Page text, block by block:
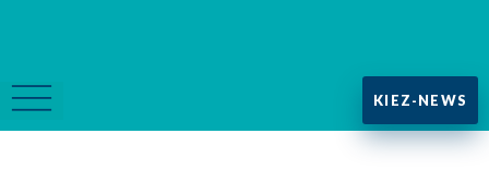
KIEZ-NEWS